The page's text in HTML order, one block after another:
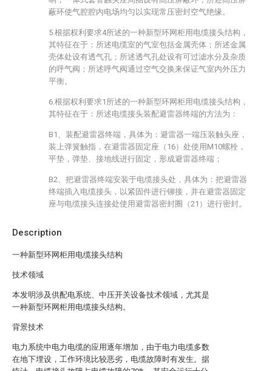
Description
一种新型环网柜用电缆接头结构
技术领域
本发明涉及供配电系统、中压开关设备技术领域，尤其是
一种新型环网柜用电缆接头结构。
背景技术
电力系统中电力电缆的应用逐年增加，由于电力电缆多数
在地下埋设，工作环境比较恶劣，电缆故障时有发生。据
蔽环使气腔腔内电场均匀以实现常压密封空气绝缘。
5.根据权利要求4所述的一种新型环网柜用电缆接头结构，
其特征在于：所述电缆室的气室包括金属壳体；所述金属
壳体处设有透气孔；所述透气孔处设有可过滤水分及杂质
的呼气阀；所述呼气阀通过空气交换来保证气室内外压力
平衡。
6.根据权利要求1所述的一种新型环网柜用电缆接头结构，
其特征在于：所述电缆接头装配避雷器终端的方法为：
B1、装配避雷器终端，具体为：避雷器一端压装触头座，
装上弹簧触指，在避雷器固定座（16）处使用M10螺栓，
平垫，弹垫、接地线进行固定，形成避雷器终端；
B2、把避雷器终端安装于电缆接头处，具体为：把避雷器
终端插入电缆接头，以紧固件进行铆接，并在避雷器固定
座与电缆接头连接处使用避雷器密封圈（21）进行密封。